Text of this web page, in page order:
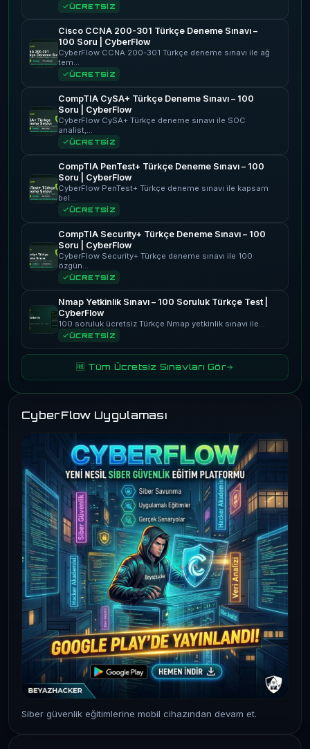
ÜCRETSİZ
Cisco CCNA 200-301 Türkçe Deneme Sınavı –
100 Soru | CyberFlow
CyberFlow CCNA 200-301 Türkçe deneme sınavı ile ağ
tem…
ÜCRETSİZ
CompTIA CySA+ Türkçe Deneme Sınavı – 100
Soru | CyberFlow
CyberFlow CySA+ Türkçe deneme sınavı ile SOC
analist,…
ÜCRETSİZ
CompTIA PenTest+ Türkçe Deneme Sınavı – 100
Soru | CyberFlow
CyberFlow PenTest+ Türkçe deneme sınavı ile kapsam
bel…
ÜCRETSİZ
CompTIA Security+ Türkçe Deneme Sınavı – 100
Soru | CyberFlow
CyberFlow Security+ Türkçe deneme sınavı ile 100
özgün…
ÜCRETSİZ
Nmap Yetkinlik Sınavı – 100 Soruluk Türkçe Test |
CyberFlow
100 soruluk ücretsiz Türkçe Nmap yetkinlik sınavı ile…
ÜCRETSİZ
🆓 Tüm Ücretsiz Sınavları Gör
CyberFlow Uygulaması
Siber güvenlik eğitimlerine mobil cihazından devam et.